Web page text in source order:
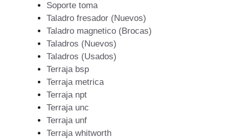
Soporte toma
Taladro fresador (Nuevos)
Taladro magnetico (Brocas)
Taladros (Nuevos)
Taladros (Usados)
Terraja bsp
Terraja metrica
Terraja npt
Terraja unc
Terraja unf
Terraja whitworth